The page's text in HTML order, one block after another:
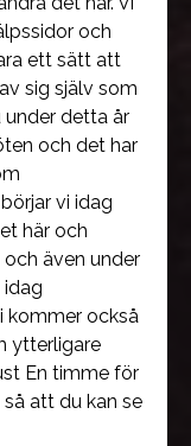
och
ett sätt att
sig själv som
under detta år
och det har
vi idag
här och
även under
idag
kommer också
ytterligare
En timme för
att du kan se